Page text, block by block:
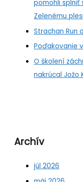
pomohli splniť
Zelenému
Strachan Run
Poďakovanie
O školení
nakrúcal Jožo
Archív
júl 2026